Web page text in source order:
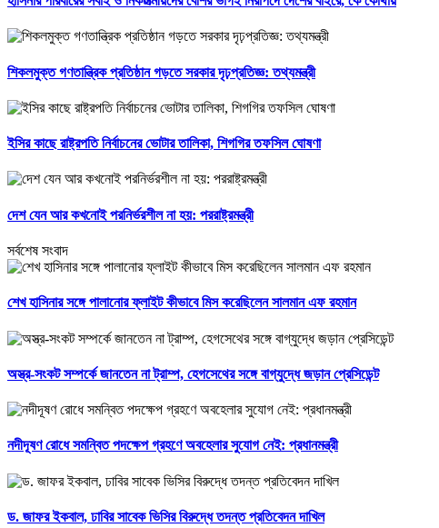
শিকলমুক্ত গণতান্ত্রিক প্রতিষ্ঠান গড়তে সরকার দৃঢ়প্রতিজ্ঞ: তথ্যমন্ত্রী
ইসির কাছে রাষ্ট্রপতি নির্বাচনের ভোটার তালিকা, শিগগির তফসিল ঘোষণা
দেশ যেন আর কখনোই পরনির্ভরশীল না হয়: পররাষ্ট্রমন্ত্রী
সর্বশেষ সংবাদ
শেখ হাসিনার সঙ্গে পালানোর ফ্লাইট কীভাবে মিস করেছিলেন সালমান এফ রহমান
অস্ত্র-সংকট সম্পর্কে জানতেন না ট্রাম্প, হেগসেথের সঙ্গে বাগ্‌যুদ্ধে জড়ান প্রেসিডেন্ট
নদীদূষণ রোধে সমন্বিত পদক্ষেপ গ্রহণে অবহেলার সুযোগ নেই: প্রধানমন্ত্রী
ড. জাফর ইকবাল, ঢাবির সাবেক ভিসির বিরুদ্ধে তদন্ত প্রতিবেদন দাখিল